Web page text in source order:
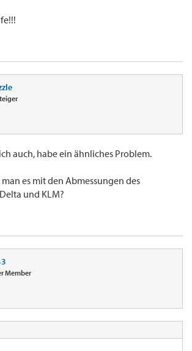
auch, habe ein ähnliches Problem.
es mit den Abmessungen des
und KLM?
Member